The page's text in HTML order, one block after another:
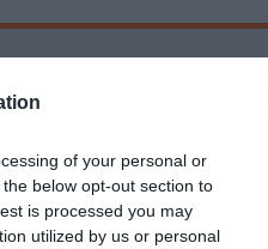
of your personal or
below opt-out section to
is processed you may
utilized by us or personal